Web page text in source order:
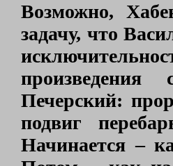
Возможно,
задачу, что
произведения
Печерский:
подвиг
Начинается –